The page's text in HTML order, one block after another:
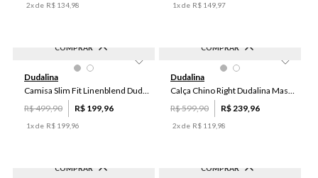
2x de R$ 134 98 1x de R$ 149 97
COMPRAR
Dudalina
Camisa Slim Fit Linenblend Dudalina Masculina
R$499,90 R$ 199,96
1x de R$ 199 96
COMPRAR
42
Dudalina
Calça Chino Right Dudalina Masculina
R$599,90 R$239,96
2x de R$ 119 98
COMPRAR COMPRAR